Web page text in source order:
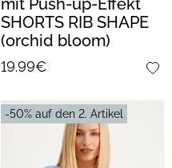
mit Push-up-Effekt
SHORTS RIB SHAPE
(orchid bloom)
19.99€
-50% auf den 2. Artikel